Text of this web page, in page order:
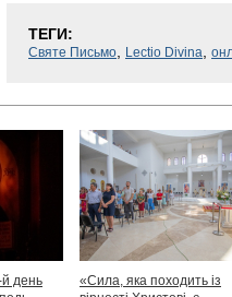
ТЕГИ:
Святе Письмо, Lectio Divina,
день
«Сила, яка походить із